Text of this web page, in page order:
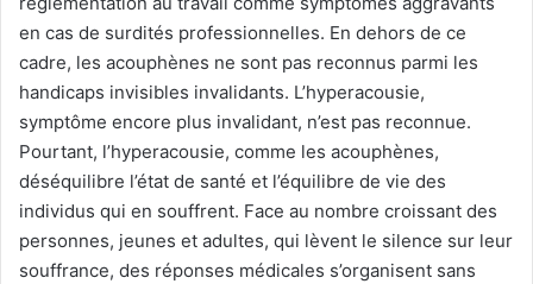
en cas de surdités professionnelles. En dehors de ce
cadre, les acouphènes ne sont pas reconnus parmi les
handicaps invisibles invalidants. L’hyperacousie,
symptôme encore plus invalidant, n’est pas reconnue.
Pourtant, l’hyperacousie, comme les acouphènes,
déséquilibre l’état de santé et l’équilibre de vie des
individus qui en souffrent. Face au nombre croissant des
personnes, jeunes et adultes, qui lèvent le silence sur leur
souffrance, des réponses médicales s’organisent sans